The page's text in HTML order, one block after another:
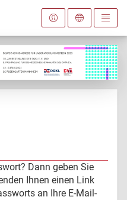
Dann geben Sie
Ihnen einen Link
an Ihre E-Mail-